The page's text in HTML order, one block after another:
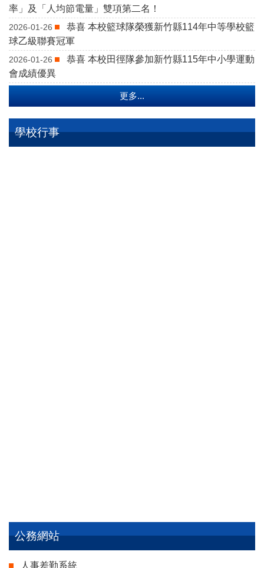
率」及「人均節電量」雙項第二名！
2026-01-26
恭喜 本校籃球隊榮獲新竹縣114年中等學校籃
球乙級聯賽冠軍
2026-01-26
恭喜 本校田徑隊參加新竹縣115年中小學運動
會成績優異
更多...
學校行事
公務網站
人事差勤系統